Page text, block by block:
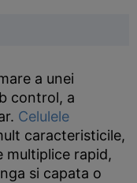
a unei
control, a
Celulele
caracteristicile,
multiplice rapid,
si capata o